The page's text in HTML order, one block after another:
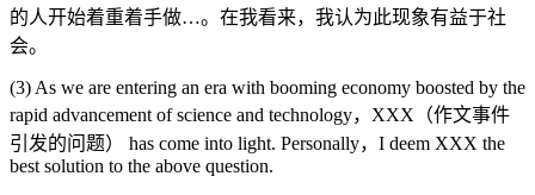
的人开始着重着手做…。在我看来，我认为此现象有益于社
会。
(3) As we are entering an era with booming economy boosted by the
rapid advancement of science and technology，XXX（作文事件
引发的问题） has come into light. Personally，I deem XXX the
best solution to the above question.